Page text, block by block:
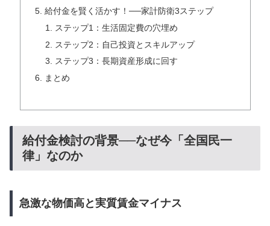
給付金を賢く活かす！──家計防衛3ステップ
ステップ1：生活固定費の穴埋め
ステップ2：自己投資とスキルアップ
ステップ3：長期資産形成に回す
まとめ
給付金検討の背景──なぜ今「全国民一
律」なのか
急激な物価高と実質賃金マイナス